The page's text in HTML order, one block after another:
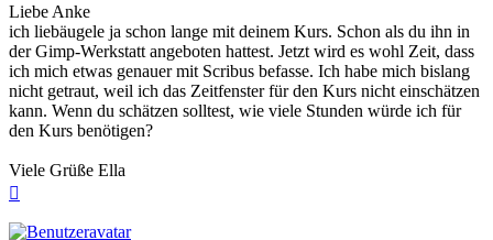
Liebe Anke
ich liebäugele ja schon lange mit deinem Kurs. Schon als du ihn in
der Gimp-Werkstatt angeboten hattest. Jetzt wird es wohl Zeit, dass
ich mich etwas genauer mit Scribus befasse. Ich habe mich bislang
nicht getraut, weil ich das Zeitfenster für den Kurs nicht einschätzen
kann. Wenn du schätzen solltest, wie viele Stunden würde ich für
den Kurs benötigen?
Viele Grüße Ella